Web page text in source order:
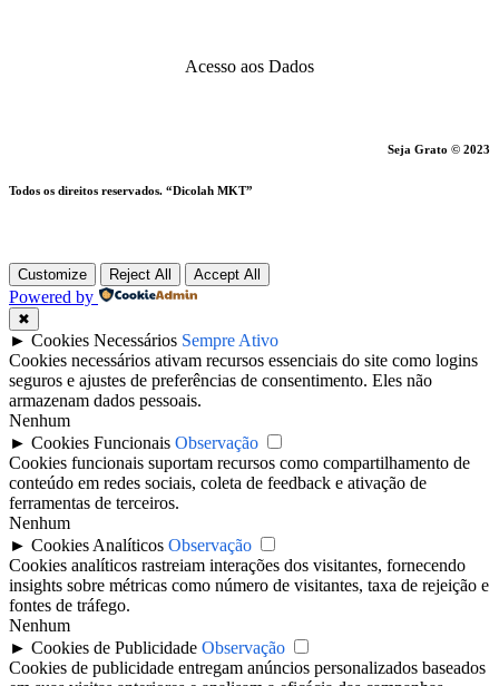
Acesso aos Dados
Seja Grato © 2023
Todos os direitos reservados. “Dicolah MKT”
Customize Reject All Accept All
Powered by
✖
► Cookies Necessários Sempre Ativo
Cookies necessários ativam recursos essenciais do site como logins
seguros e ajustes de preferências de consentimento. Eles não
armazenam dados pessoais.
Nenhum
► Cookies Funcionais Observação
Cookies funcionais suportam recursos como compartilhamento de
conteúdo em redes sociais, coleta de feedback e ativação de
ferramentas de terceiros.
Nenhum
► Cookies Analíticos Observação
Cookies analíticos rastreiam interações dos visitantes, fornecendo
insights sobre métricas como número de visitantes, taxa de rejeição e
fontes de tráfego.
Nenhum
► Cookies de Publicidade Observação
Cookies de publicidade entregam anúncios personalizados baseados